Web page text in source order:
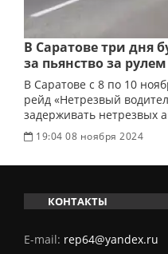
В Саратове три дня
за пьянство за рулем
В Саратове с 8 по 10
рейд «Нетрезвый
задерживать нетрезвых
19:04 08 ноября 2024
КОНТАКТЫ
E-mail: rep64@yandex.ru